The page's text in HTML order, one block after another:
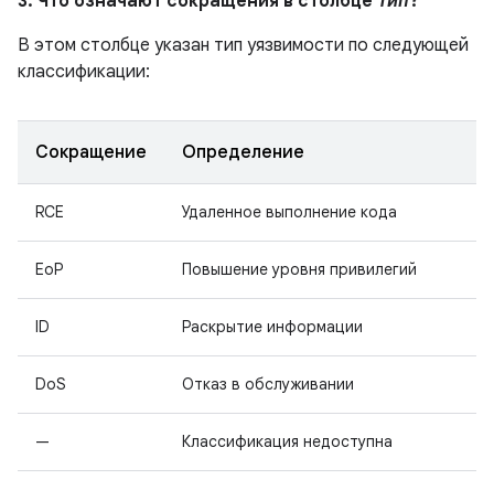
В этом столбце указан тип уязвимости по следующей
классификации:
Сокращение Определение
RCE Удаленное выполнение кода
EoP Повышение уровня привилегий
ID Раскрытие информации
DoS Отказ в обслуживании
— Классификация недоступна